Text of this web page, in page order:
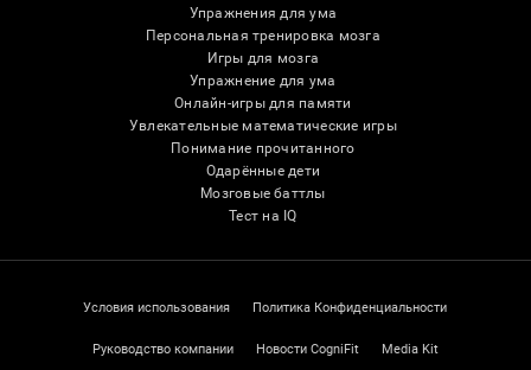
Упражнения для ума
Персональная тренировка мозга
Игры для мозга
Упражнение для ума
Онлайн-игры для памяти
Увлекательные математические игры
Понимание прочитанного
Одарённые дети
Мозговые баттлы
Тест на IQ
Условия использования Политика Конфиденциальности
Руководство компании Новости CogniFit Media Kit